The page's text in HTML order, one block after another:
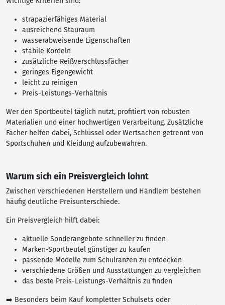
strapazierfähiges Material
ausreichend Stauraum
wasserabweisende Eigenschaften
stabile Kordeln
zusätzliche Reißverschlussfächer
geringes Eigengewicht
leicht zu reinigen
Preis-Leistungs-Verhältnis
Wer den Sportbeutel täglich nutzt, profitiert von robusten
Materialien und einer hochwertigen Verarbeitung. Zusätzliche
Fächer helfen dabei, Schlüssel oder Wertsachen getrennt von
Sportschuhen und Kleidung aufzubewahren.
Warum sich ein Preisvergleich lohnt
Zwischen verschiedenen Herstellern und Händlern bestehen
häufig deutliche Preisunterschiede.
Ein Preisvergleich hilft dabei:
aktuelle Sonderangebote schneller zu finden
Marken-Sportbeutel günstiger zu kaufen
passende Modelle zum Schulranzen zu entdecken
verschiedene Größen und Ausstattungen zu vergleichen
das beste Preis-Leistungs-Verhältnis zu finden
➡️ Besonders beim Kauf kompletter Schulsets oder